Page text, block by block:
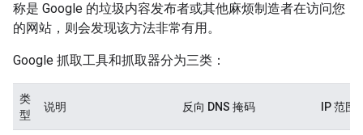
称是 Google 的垃圾内容发布者或其他麻烦制造者在访问您
的网站，则会发现该方法非常有用。
Google 抓取工具和抓取器分为三类：
类
型
说明 反向 DNS 掩码 IP 范围